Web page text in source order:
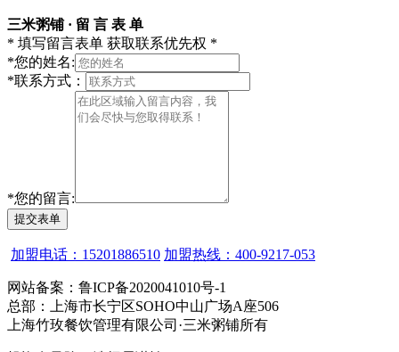
三米粥铺 · 留 言 表 单
* 填写留言表单 获取联系优先权 *
*您的姓名:
*联系方式：
*您的留言:
提交表单
加盟电话：15201886510 加盟热线：400-9217-053
网站备案：鲁ICP备2020041010号-1
总部：上海市长宁区SOHO中山广场A座506
上海竹玫餐饮管理有限公司·三米粥铺所有